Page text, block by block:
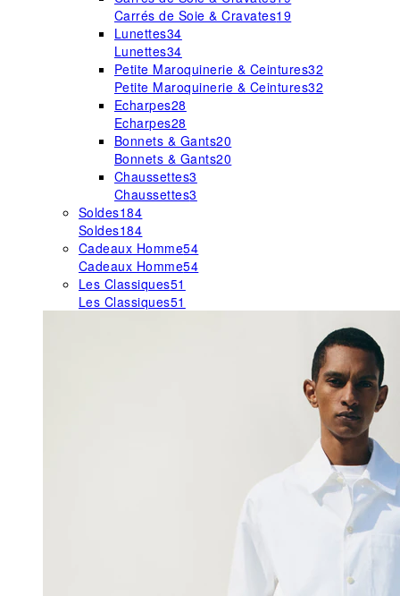
Carrés de Soie & Cravates19
Lunettes34
Lunettes34
Petite Maroquinerie & Ceintures32
Petite Maroquinerie & Ceintures32
Echarpes28
Echarpes28
Bonnets & Gants20
Bonnets & Gants20
Chaussettes3
Chaussettes3
Soldes184
Soldes184
Cadeaux Homme54
Cadeaux Homme54
Les Classiques51
Les Classiques51